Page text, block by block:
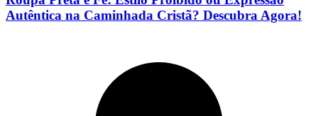
Autêntica na Caminhada Cristã? Descubra Agora!